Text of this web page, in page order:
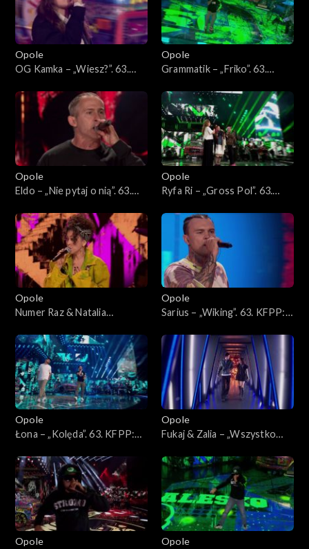
Opole
OG Kamka – „Wiesz?”. 63.
Jedno podwórko 2”
Opole
Grammatik – „Friko”. 63.
Jedno podwórko 2”
Opole
Eldo – „Nie pytaj o nią”. 63.
Jedno podwórko 2”
Opole
Ryfa Ri – „Gross Pol”. 63.
Jedno podwórko 2”
Opole
Numer Raz & Natalia
KFPP: Koncert „Hip-hop.
Jedno podwórko 2”
Opole
Sarius – „Wiking”. 63. KFPP:
podwórko 2”
Opole
Łona – „Kolęda”. 63. KFPP:
podwórko 2”
Opole
Fukaj & Zalia – „Wszystko
Koncert „Hip-hop. Jedno
podwórko 2”
Opole
Opole